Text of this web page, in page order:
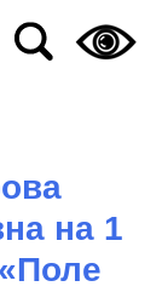
на 1